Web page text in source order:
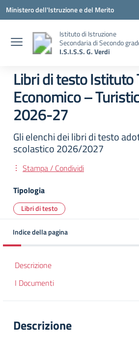
Vai ai contenuti
Vai al menu di navigazione
Vai al footer
Ministero dell'Istruzione e del Merito
Istituto di Istruzione
Secondaria di Secondo
I.S.I.S.S. G. Verdi
Libri di testo Istituto
Economico –
2026-27
Gli elenchi dei libri di testo
scolastico 2026/2027
Stampa / Condividi
Tipologia
Libri di testo
Indice della pagina
Descrizione
I Documenti
Descrizione